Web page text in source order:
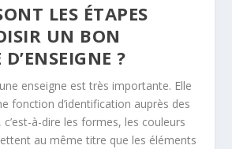
LES ÉTAPES
UN BON
?
enseigne est très importante. Elle
fonction d’identification auprès des
c’est-à-dire les formes, les couleurs
au même titre que les éléments